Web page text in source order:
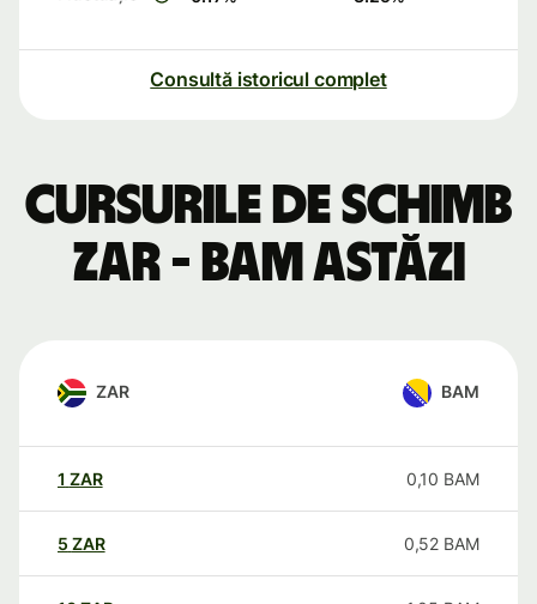
Consultă istoricul complet
Cursurile de schimb
ZAR - BAM astăzi
ZAR BAM
1 ZAR 0,10 BAM
5 ZAR 0,52 BAM